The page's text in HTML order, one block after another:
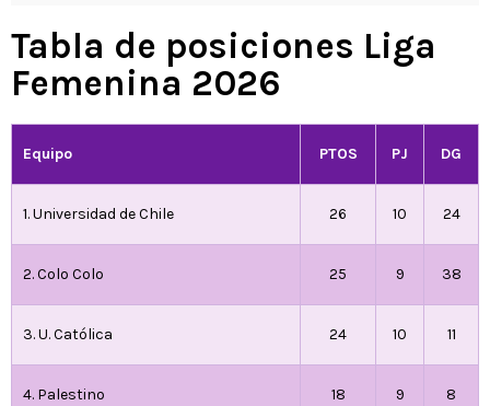
Tabla de posiciones Liga
Femenina 2026
Equipo PTOS PJ DG
1. Universidad de Chile 26 10 24
2. Colo Colo 25 9 38
3. U. Católica 24 10 11
4. Palestino 18 9 8